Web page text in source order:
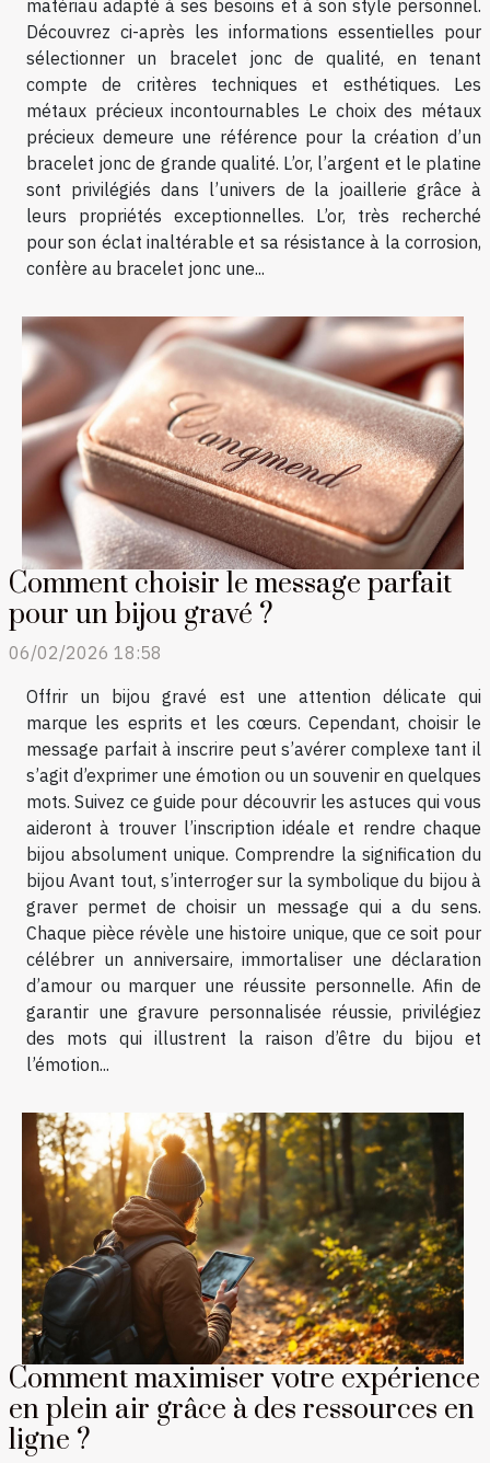
matériau adapté à ses besoins et à son style personnel.
Découvrez ci-après les informations essentielles pour
sélectionner un bracelet jonc de qualité, en tenant
compte de critères techniques et esthétiques. Les
métaux précieux incontournables Le choix des métaux
précieux demeure une référence pour la création d’un
bracelet jonc de grande qualité. L’or, l’argent et le platine
sont privilégiés dans l’univers de la joaillerie grâce à
leurs propriétés exceptionnelles. L’or, très recherché
pour son éclat inaltérable et sa résistance à la corrosion,
confère au bracelet jonc une...
Comment choisir le message parfait
pour un bijou gravé ?
06/02/2026 18:58
Offrir un bijou gravé est une attention délicate qui
marque les esprits et les cœurs. Cependant, choisir le
message parfait à inscrire peut s’avérer complexe tant il
s’agit d’exprimer une émotion ou un souvenir en quelques
mots. Suivez ce guide pour découvrir les astuces qui vous
aideront à trouver l’inscription idéale et rendre chaque
bijou absolument unique. Comprendre la signification du
bijou Avant tout, s’interroger sur la symbolique du bijou à
graver permet de choisir un message qui a du sens.
Chaque pièce révèle une histoire unique, que ce soit pour
célébrer un anniversaire, immortaliser une déclaration
d’amour ou marquer une réussite personnelle. Afin de
garantir une gravure personnalisée réussie, privilégiez
des mots qui illustrent la raison d’être du bijou et
l’émotion...
Comment maximiser votre expérience
en plein air grâce à des ressources en
ligne ?